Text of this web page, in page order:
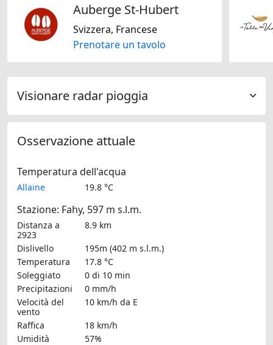
Auberge St-Hubert
Svizzera, Francese
Prenotare un tavolo
Visionare radar pioggia
Osservazione attuale
Temperatura dell'acqua
Allaine 19.8 °C
Stazione: Fahy, 597 m s.l.m.
Distanza a
2923
8.9 km
Dislivello
195m (402 m s.l.m.)
Temperatura
17.8 °C
Soleggiato
0 di 10 min
Precipitazioni
0 mm/h
Velocità del
vento
10 km/h da E
Raffica
18 km/h
Umidità
57%